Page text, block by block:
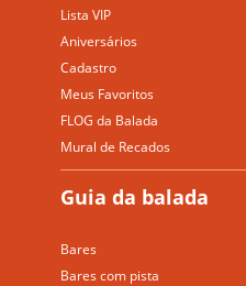
Lista VIP
Aniversários
Cadastro
Meus Favoritos
FLOG da Balada
Mural de Recados
Guia da balada
Bares
Bares com pista